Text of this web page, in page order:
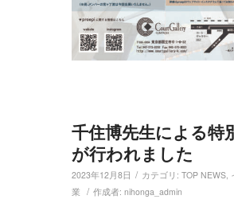
千住博先生による特
が行われました
2023年12月8日 / カテゴリ: TOP NEWS,
業 / 作成者: nihonga_admin